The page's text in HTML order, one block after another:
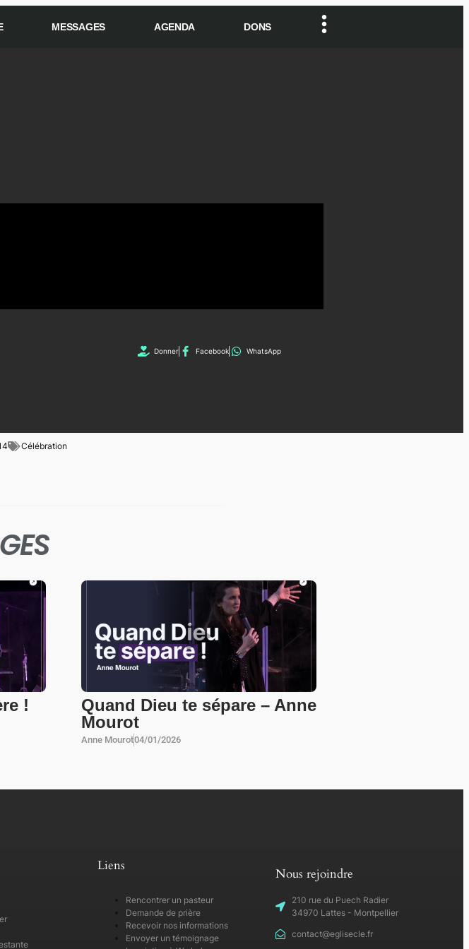
MESSAGES AGENDA DONS
Donner Facebook WhatsApp
Célébration
!
Quand Dieu te sépare – Anne
Mourot
Anne Mourot04/01/2026
Liens
Rencontrer un pasteur
Demande de prière
Recevoir nos informations
Envoyer un témoignage
Nous rejoindre
210 rue du Puech Radier
34970 Lattes - Montpellier
contact@eglisecle.fr